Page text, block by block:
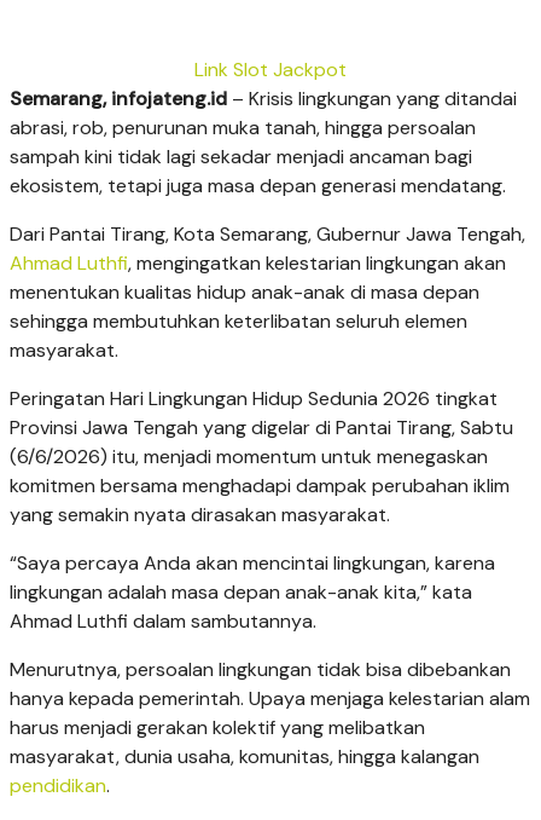
Link Slot Jackpot
Semarang, infojateng.id – Krisis lingkungan yang ditandai
abrasi, rob, penurunan muka tanah, hingga persoalan
sampah kini tidak lagi sekadar menjadi ancaman bagi
ekosistem, tetapi juga masa depan generasi mendatang.
Dari Pantai Tirang, Kota Semarang, Gubernur Jawa Tengah,
Ahmad Luthfi, mengingatkan kelestarian lingkungan akan
menentukan kualitas hidup anak-anak di masa depan
sehingga membutuhkan keterlibatan seluruh elemen
masyarakat.
Peringatan Hari Lingkungan Hidup Sedunia 2026 tingkat
Provinsi Jawa Tengah yang digelar di Pantai Tirang, Sabtu
(6/6/2026) itu, menjadi momentum untuk menegaskan
komitmen bersama menghadapi dampak perubahan iklim
yang semakin nyata dirasakan masyarakat.
“Saya percaya Anda akan mencintai lingkungan, karena
lingkungan adalah masa depan anak-anak kita,” kata
Ahmad Luthfi dalam sambutannya.
Menurutnya, persoalan lingkungan tidak bisa dibebankan
hanya kepada pemerintah. Upaya menjaga kelestarian alam
harus menjadi gerakan kolektif yang melibatkan
masyarakat, dunia usaha, komunitas, hingga kalangan
pendidikan.